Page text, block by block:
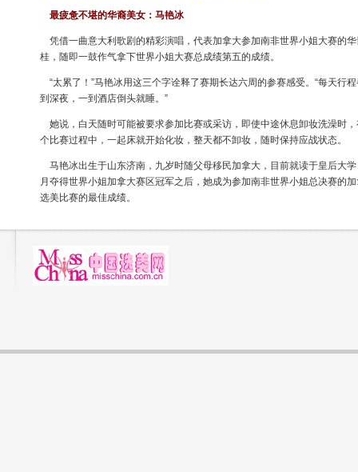
最疲惫不堪的华裔美女：马艳冰
凭借一曲意大利歌剧的精彩演唱，代表加拿大参加南非世界小姐大赛的
桂，随即一鼓作气拿下世界小姐大赛总成绩第五的成绩。
“太累了！”马艳冰用这三个字诠释了赛期长达六周的参赛感受。“每天行
到深夜，一到酒店倒头就睡。”
她说，白天随时可能被要求参加比赛或采访，即使中途休息卸妆洗澡时
个比赛过程中，一起床就开始化妆，整天都不卸妆，随时保持应战状态。
马艳冰出生于山东济南，九岁时随父母移民加拿大，目前就读于皇后大
月夺得世界小姐加拿大赛区冠军之后，她成为参加南非世界小姐总决赛的
选美比赛的最佳成绩。